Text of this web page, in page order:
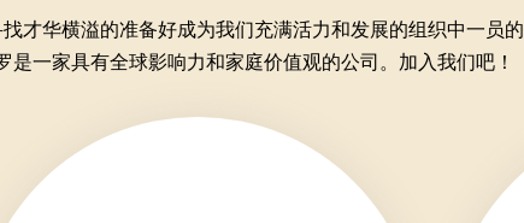
才华横溢的准备好成为我们充满活力和发展的组织中一员的
是一家具有全球影响力和家庭价值观的公司。加入我们吧！